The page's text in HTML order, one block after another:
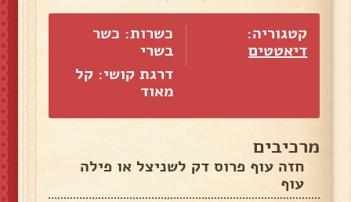
קטגוריה:
דיאטטים
כשרות: כשר
בשרי
דרגת קושי: קל
מאוד
מרכיבים
חזה עוף פרוס דק לשניצל או פילה
עוף